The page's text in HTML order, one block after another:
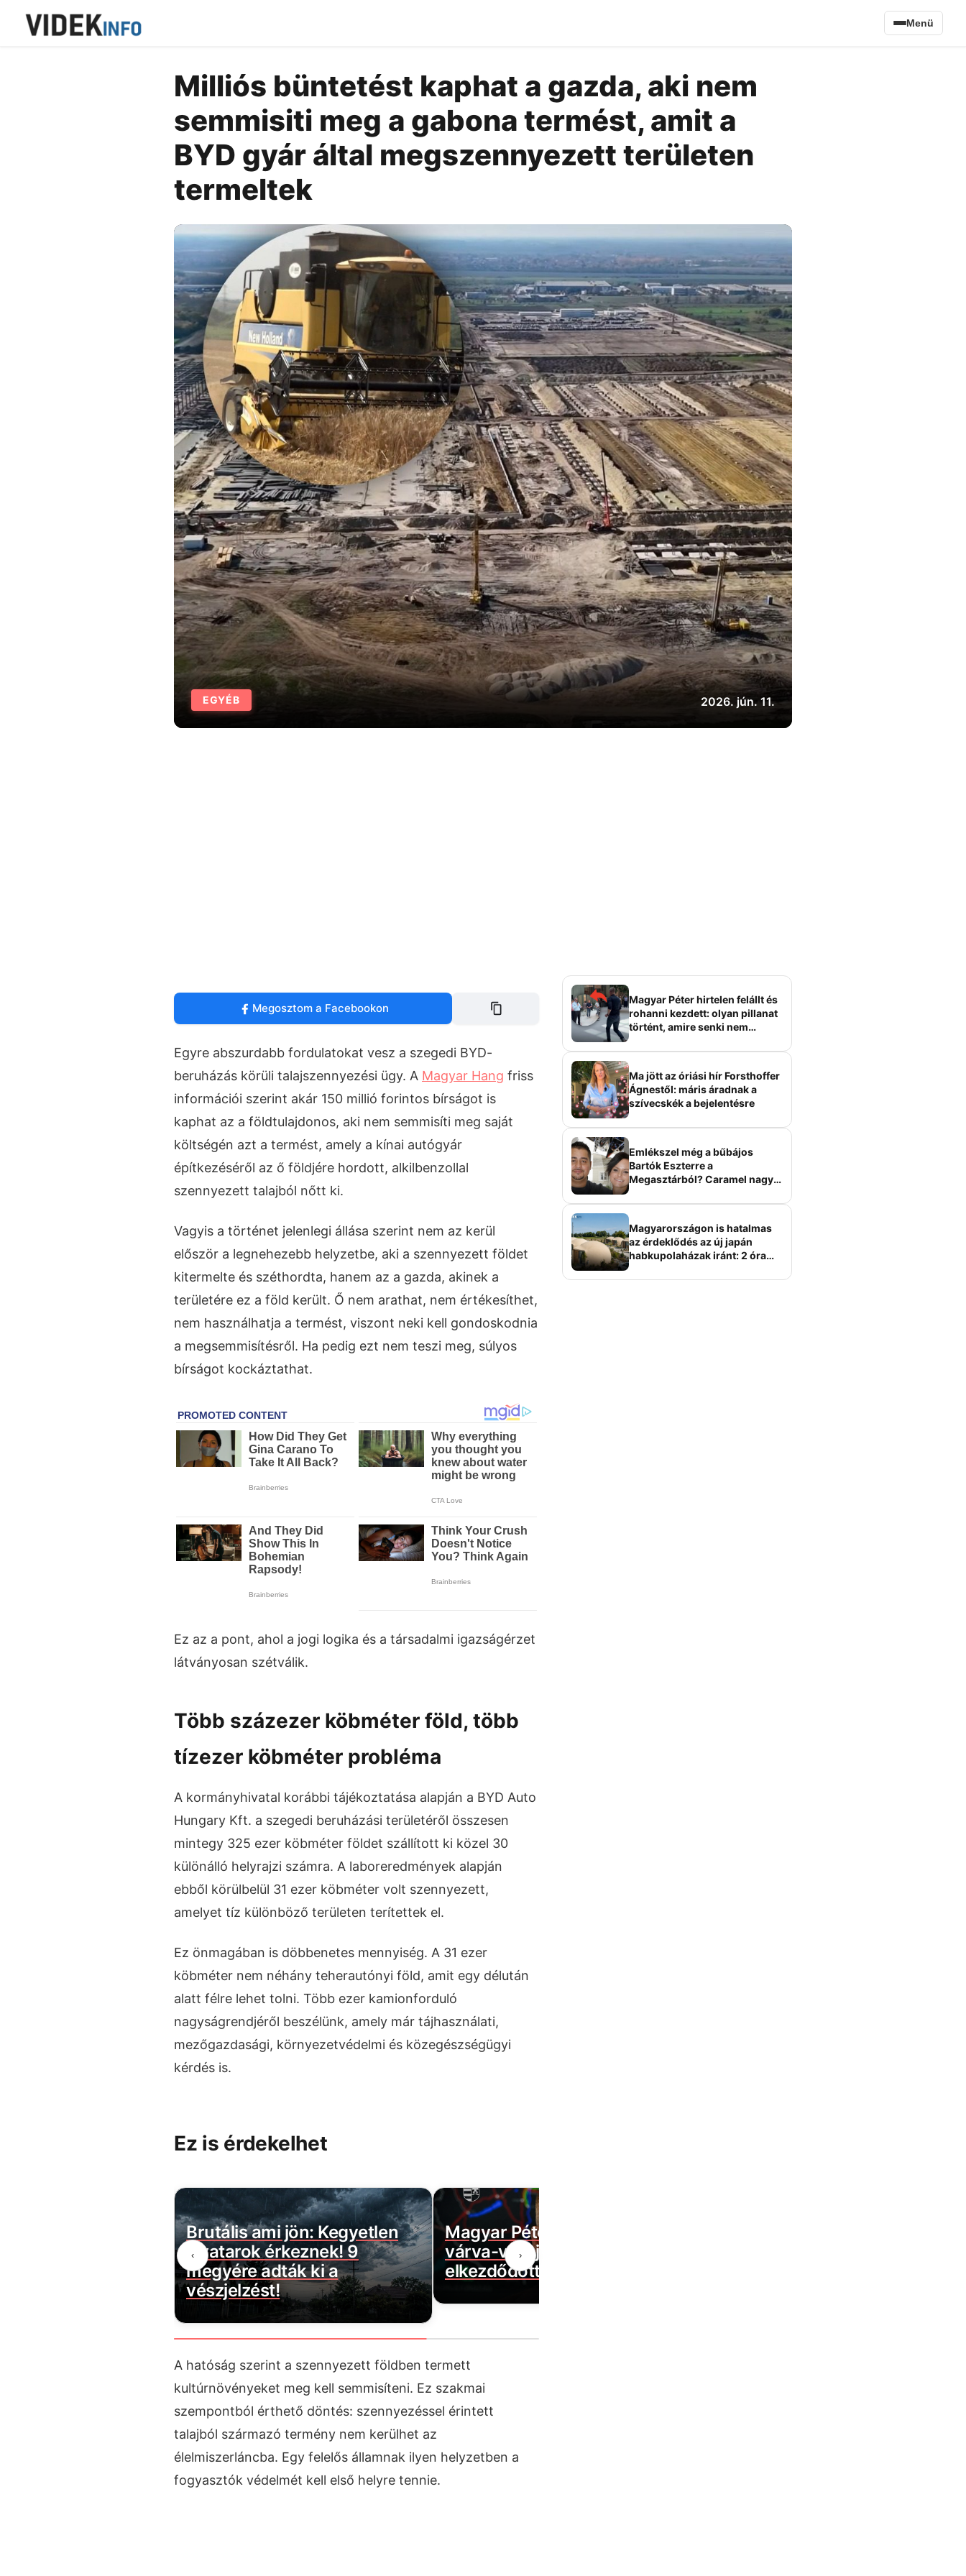
Menü
Milliós büntetést kaphat a gazda, aki nem
semmisiti meg a gabona termést, amit a
BYD gyár által megszennyezett területen
termeltek
EGYÉB 2026. jún. 11.
Megosztom a Facebookon
Egyre abszurdabb fordulatokat vesz a szegedi BYD-
beruházás körüli talajszennyezési ügy. A Magyar Hang friss
információi szerint akár 150 millió forintos bírságot is
kaphat az a földtulajdonos, aki nem semmisíti meg saját
költségén azt a termést, amely a kínai autógyár
építkezéséről az ő földjére hordott, alkilbenzollal
szennyezett talajból nőtt ki.
Vagyis a történet jelenlegi állása szerint nem az kerül
először a legnehezebb helyzetbe, aki a szennyezett földet
kitermelte és széthordta, hanem az a gazda, akinek a
területére ez a föld került. Ő nem arathat, nem értékesíthet,
nem használhatja a termést, viszont neki kell gondoskodnia
a megsemmisítésről. Ha pedig ezt nem teszi meg, súlyos
bírságot kockáztathat.
Ez az a pont, ahol a jogi logika és a társadalmi igazságérzet
látványosan szétválik.
Több százezer köbméter föld, több
tízezer köbméter probléma
A kormányhivatal korábbi tájékoztatása alapján a BYD Auto
Hungary Kft. a szegedi beruházási területéről összesen
mintegy 325 ezer köbméter földet szállított ki közel 30
különálló helyrajzi számra. A laboreredmények alapján
ebből körülbelül 31 ezer köbméter volt szennyezett,
amelyet tíz különböző területen terítettek el.
Ez önmagában is döbbenetes mennyiség. A 31 ezer
köbméter nem néhány teherautónyi föld, amit egy délután
alatt félre lehet tolni. Több ezer kamionforduló
nagyságrendjéről beszélünk, amely már tájhasználati,
mezőgazdasági, környezetvédelmi és közegészségügyi
kérdés is.
Ez is érdekelhet
‹
Brutális ami jön: Kegyetlen
zivatarok érkeznek! 9
megyére adták ki a
vészjelzést!
Magyar Péter bejelentette a
várva-várt jó hírt! Végre
elkezdődött…
›
A hatóság szerint a szennyezett földben termett
kultúrnövényeket meg kell semmisíteni. Ez szakmai
szempontból érthető döntés: szennyezéssel érintett
talajból származó termény nem kerülhet az
élelmiszerláncba. Egy felelős államnak ilyen helyzetben a
fogyasztók védelmét kell első helyre tennie.
Magyar Péter hirtelen felállt és
rohanni kezdett: olyan pillanat
történt, amire senki nem
Ma jött az óriási hír Forsthoffer
Ágnestől: máris áradnak a
szívecskék a bejelentésre
Emlékszel még a bűbájos
Bartók Eszterre a
Megasztárból? Caramel nagy
Magyarországon is hatalmas
az érdeklődés az új japán
habkupolaházak iránt: 2 óra
elképesztő áron hirdetik őket